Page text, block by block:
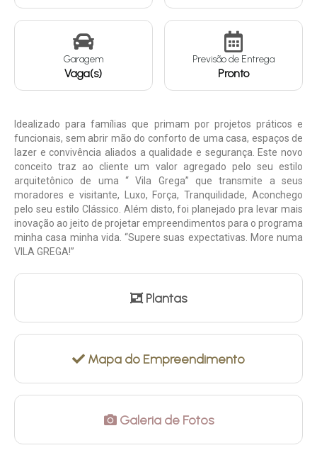
Garagem
Vaga(s)
Previsão de Entrega
Pronto
Idealizado para famílias que primam por projetos práticos e
funcionais, sem abrir mão do conforto de uma casa, espaços de
lazer e convivência aliados a qualidade e segurança. Este novo
conceito traz ao cliente um valor agregado pelo seu estilo
arquitetônico de uma “ Vila Grega” que transmite a seus
moradores e visitante, Luxo, Força, Tranquilidade, Aconchego
pelo seu estilo Clássico. Além disto, foi planejado pra levar mais
inovação ao jeito de projetar empreendimentos para o programa
minha casa minha vida. “Supere suas expectativas. More numa
VILA GREGA!”
Plantas
Mapa do Empreendimento
Galeria de Fotos